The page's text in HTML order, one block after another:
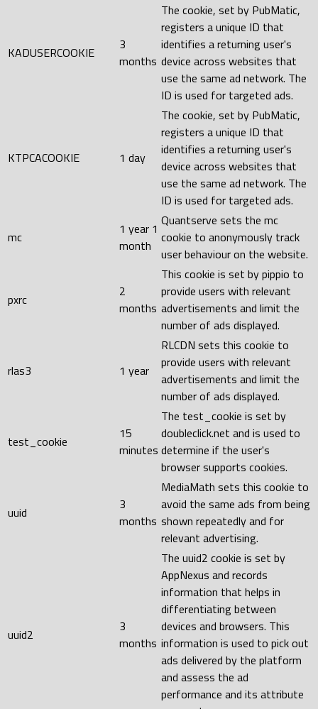
KADUSERCOOKIE
3
months
The cookie, set by PubMatic,
registers a unique ID that
identifies a returning user's
device across websites that
use the same ad network. The
ID is used for targeted ads.
KTPCACOOKIE 1 day
The cookie, set by PubMatic,
registers a unique ID that
identifies a returning user's
device across websites that
use the same ad network. The
ID is used for targeted ads.
mc
1 year 1
month
Quantserve sets the mc
cookie to anonymously track
user behaviour on the website.
pxrc
2
months
This cookie is set by pippio to
provide users with relevant
advertisements and limit the
number of ads displayed.
rlas3 1 year
RLCDN sets this cookie to
provide users with relevant
advertisements and limit the
number of ads displayed.
test_cookie
15
minutes
The test_cookie is set by
doubleclick.net and is used to
determine if the user's
browser supports cookies.
uuid
3
months
MediaMath sets this cookie to
avoid the same ads from being
shown repeatedly and for
relevant advertising.
uuid2
3
months
The uuid2 cookie is set by
AppNexus and records
information that helps in
differentiating between
devices and browsers. This
information is used to pick out
ads delivered by the platform
and assess the ad
performance and its attribute